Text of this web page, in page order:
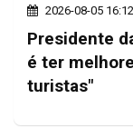
2026-08-05 16:12
Presidente
é ter
turistas"